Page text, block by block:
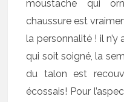
moustache qui
chaussure est
la personnalité ! il
qui soit soigné, la
du talon est
écossais! Pour